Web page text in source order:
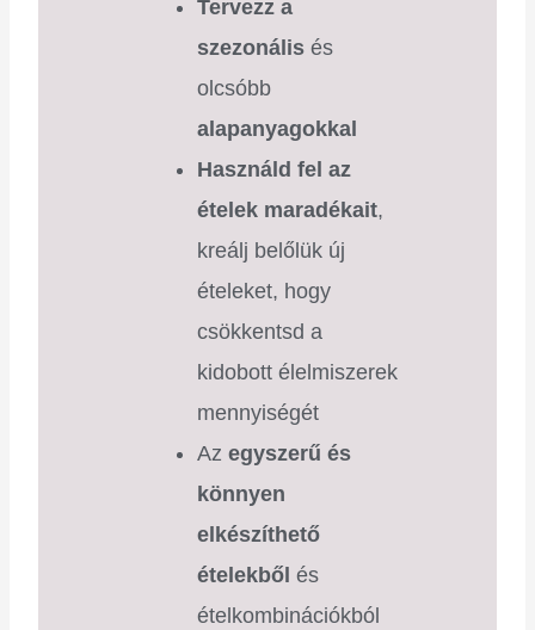
Tervezz a
szezonális és
olcsóbb
alapanyagokkal
Használd fel az
ételek maradékait,
kreálj belőlük új
ételeket, hogy
csökkentsd a
kidobott élelmiszerek
mennyiségét
Azegyszerű és
könnyen
elkészíthető
ételekből és
ételkombinációkból